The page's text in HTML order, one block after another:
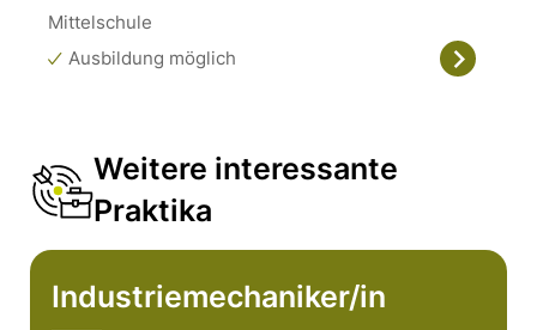
Mittelschule
Ausbildung möglich
Weitere interessante
Praktika
Industriemechaniker/in